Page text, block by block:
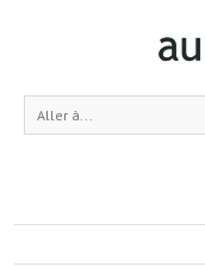
Aller à...